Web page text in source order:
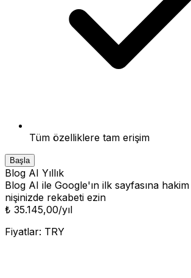
Tüm özelliklere tam erişim
Başla
Blog AI Yıllık
Blog AI ile Google'ın ilk sayfasına
nişinizde rekabeti ezin
₺ 35.145,00/yıl
Fiyatlar: TRY